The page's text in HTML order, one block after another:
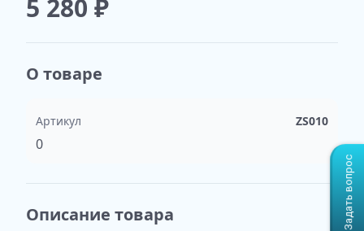
5 280 ₽
О товаре
Артикул ZS010
0
Описание товара Задать вопрос